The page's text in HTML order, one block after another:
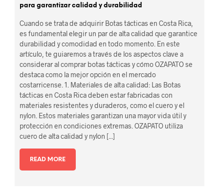
para garantizar calidad y durabilidad
Cuando se trata de adquirir Botas tácticas en Costa Rica,
es fundamental elegir un par de alta calidad que garantice
durabilidad y comodidad en todo momento. En este
artículo, te guiaremos a través de los aspectos clave a
considerar al comprar botas tácticas y cómo OZAPATO se
destaca como la mejor opción en el mercado
costarricense. 1. Materiales de alta calidad: Las Botas
tácticas en Costa Rica deben estar fabricadas con
materiales resistentes y duraderos, como el cuero y el
nylon. Estos materiales garantizan una mayor vida útil y
protección en condiciones extremas. OZAPATO utiliza
cuero de alta calidad y nylon [...]
READ MORE